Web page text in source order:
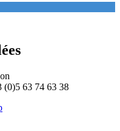
(0)5 63 74 63 38